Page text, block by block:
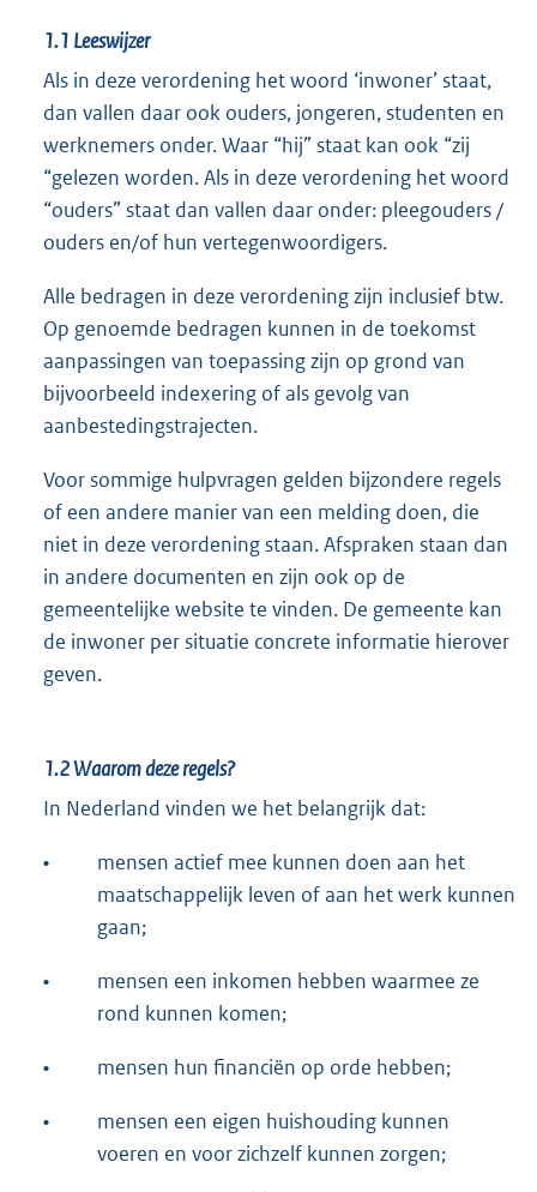
1.1 Leeswijzer
Als in deze verordening het woord ‘inwoner’ staat,
dan vallen daar ook ouders, jongeren, studenten en
werknemers onder. Waar “hij” staat kan ook “zij
“gelezen worden. Als in deze verordening het woord
“ouders” staat dan vallen daar onder: pleegouders /
ouders en/of hun vertegenwoordigers.
Alle bedragen in deze verordening zijn inclusief btw.
Op genoemde bedragen kunnen in de toekomst
aanpassingen van toepassing zijn op grond van
bijvoorbeeld indexering of als gevolg van
aanbestedingstrajecten.
Voor sommige hulpvragen gelden bijzondere regels
of een andere manier van een melding doen, die
niet in deze verordening staan. Afspraken staan dan
in andere documenten en zijn ook op de
gemeentelijke website te vinden. De gemeente kan
de inwoner per situatie concrete informatie hierover
geven.
1.2Waarom deze regels?
In Nederland vinden we het belangrijk dat:
•
mensen actief mee kunnen doen aan het
maatschappelijk leven of aan het werk kunnen
gaan;
•
mensen een inkomen hebben waarmee ze
rond kunnen komen;
• mensen hun financiën op orde hebben;
•
mensen een eigen huishouding kunnen
voeren en voor zichzelf kunnen zorgen;